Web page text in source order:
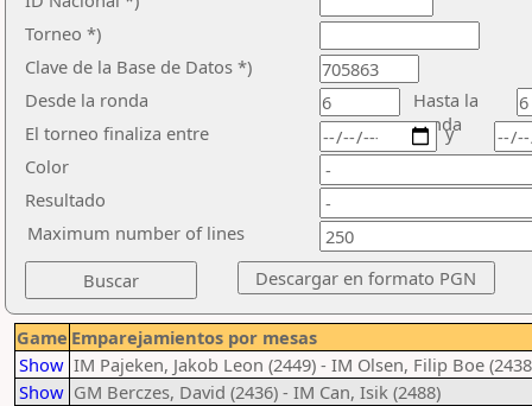
Torneo *)
Clave de la Base de Datos *)
Desde la ronda
Hasta la
ronda
El torneo finaliza entre
Color
Resultado
y
Maximum number of lines
Game Emparejamientos por mesas
Show IM Pajeken, Jakob Leon (2449) - IM Olsen, Filip Boe
Show GM Berczes, David (2436) - IM Can, Isik (2488)